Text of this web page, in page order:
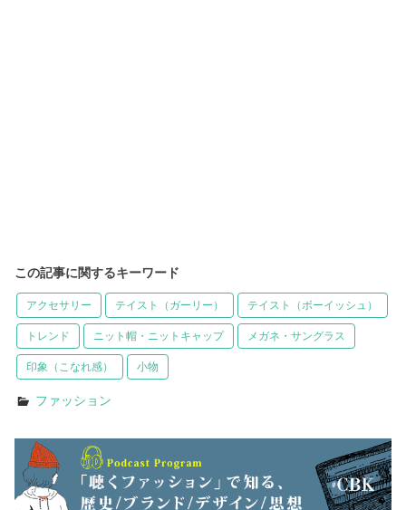
この記事に関するキーワード
アクセサリー テイスト（ガーリー） テイスト（ボーイッシュ）
トレンド ニット帽・ニットキャップ メガネ・サングラス
印象（こなれ感） 小物
ファッション